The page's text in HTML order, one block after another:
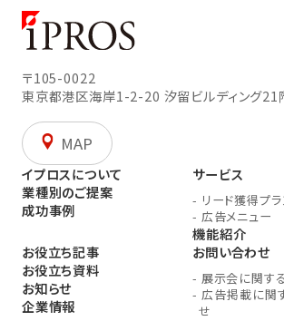
〒105-0022
東京都港区海岸1-2-20 汐留ビルディング21
MAP
イプロスについて
業種別のご提案
成功事例
サービス
- リード獲得プラ
- 広告メニュー
機能紹介
お役立ち記事
お役立ち資料
お知らせ
企業情報
お問い合わせ
- 展示会に関す
- 広告掲載に関
せ